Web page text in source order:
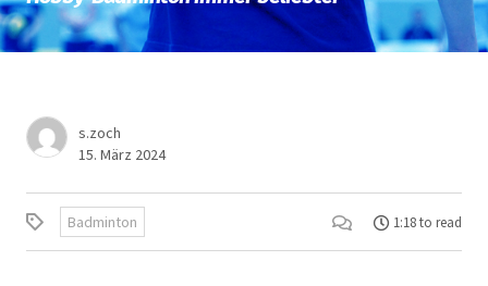
s.zoch
15. März 2024
Badminton 1:18 to read